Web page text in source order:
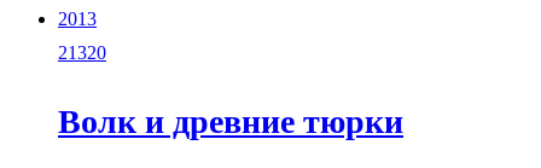
2013
21320
Волк и древние тюрки